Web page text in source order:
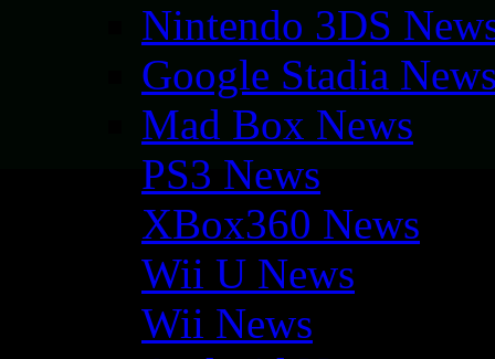
Nintendo 3DS
Google Stadia
Mad Box News
PS3 News
XBox360 News
Wii U News
Wii News